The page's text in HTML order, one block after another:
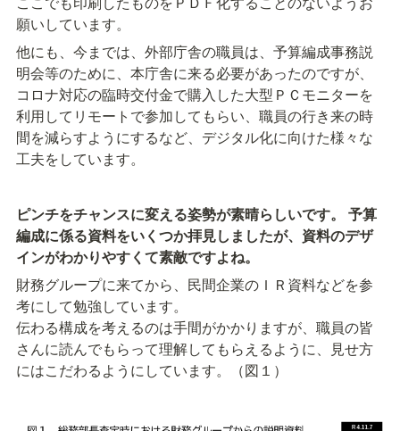
願いしています。
他にも、今までは、外部庁舎の職員は、予算編成事務説
明会等のために、本庁舎に来る必要があったのですが、
コロナ対応の臨時交付金で購入した大型ＰＣモニターを
利用してリモートで参加してもらい、職員の行き来の時
間を減らすようにするなど、デジタル化に向けた様々な
工夫をしています。
ピンチをチャンスに変える姿勢が素晴らしいです。
予算
編成に係る資料をいくつか拝見しましたが、資料のデザ
インがわかりやすくて素敵ですよね。
財務グループに来てから、民間企業のＩＲ資料などを参
考にして勉強しています。
伝わる構成を考えるのは手間がかかりますが、職員の皆
さんに読んでもらって理解してもらえるように、見せ方
にはこだわるようにしています。（図１）